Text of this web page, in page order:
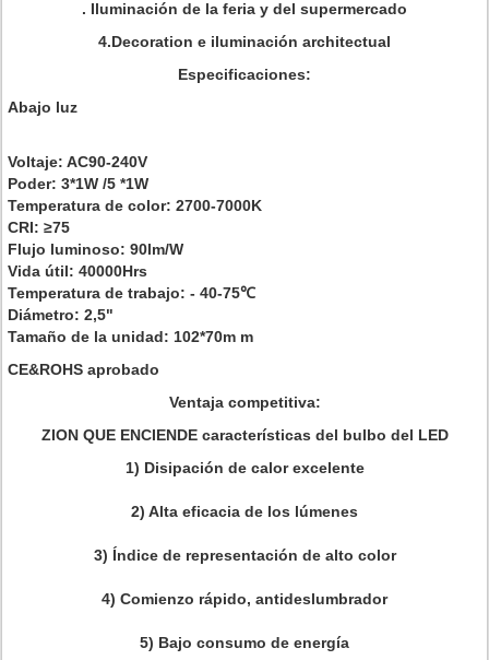
. Iluminación de la feria y del supermercado
4.Decoration e iluminación architectual
Especificaciones:
Abajo luz
Voltaje: AC90-240V
Poder: 3*1W /5 *1W
Temperatura de color: 2700-7000K
CRI: ≥75
Flujo luminoso: 90lm/W
Vida útil: 40000Hrs
Temperatura de trabajo: - 40-75℃
Diámetro: 2,5"
Tamaño de la unidad: 102*70m m
CE&ROHS aprobado
Ventaja competitiva:
ZION QUE ENCIENDE características del bulbo del LED
1) Disipación de calor excelente
2) Alta eficacia de los lúmenes
3) Índice de representación de alto color
4) Comienzo rápido, antideslumbrador
5) Bajo consumo de energía